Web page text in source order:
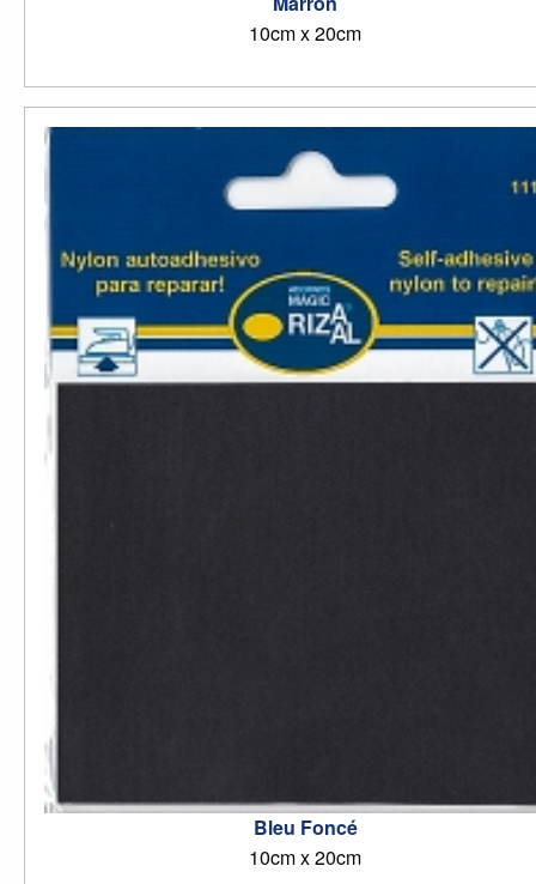
10cm x 20cm
Bleu Foncé
10cm x 20cm